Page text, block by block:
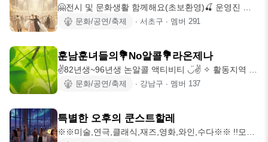
🤗전시 및 문화생활 함께해요(초보환영)🍒 운영진 상
시모집중👑 🎵가입조건 *관련없는 문의
문화/공연/축제 ∙ 서초구 ∙ 멤버 291
훈남훈녀들의💐No알콜💐라온제나
✌️82년생~96년생 논알콜 액티비티 ◡̈✌️ ✧ 활동지역 -
서울 전지역 / 경기권 등
문화/공연/축제 ∙ 강남구 ∙ 멤버 137
특별한 오후의 쿤스트할레
※※미술,연극,클래식,재즈,영화,와인,수다※※ !!모집